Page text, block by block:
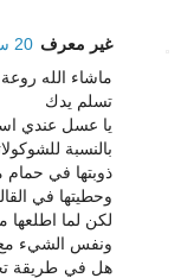
غير معرف 20 سبتمبر 2012 في 8:50 م
ماشاء الله روعة
تسلم يدك
يا عسل عندي
بالنسبة
ذوبتها في حمام
وحطيتها في
لكن لما
ونفس الشيء مع
هل في طريقة